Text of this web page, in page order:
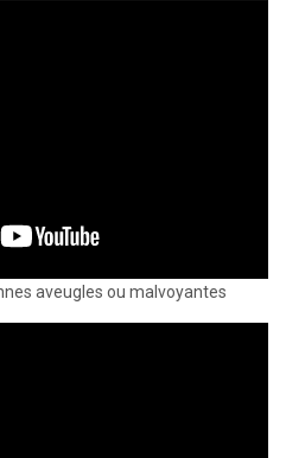
aveugles ou malvoyantes